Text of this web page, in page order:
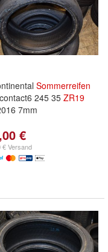
Sommerreifen
245 35 ZR19
7mm
€
€ Versand